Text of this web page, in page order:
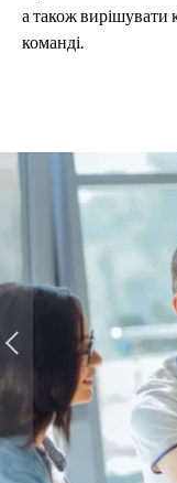
а також
команді.